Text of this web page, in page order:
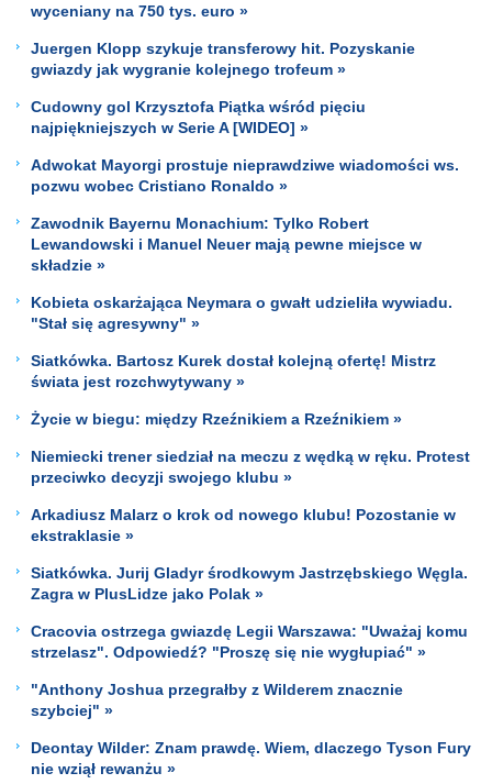
wyceniany na 750 tys. euro »
Juergen Klopp szykuje transferowy hit. Pozyskanie
gwiazdy jak wygranie kolejnego trofeum »
Cudowny gol Krzysztofa Piątka wśród pięciu
najpiękniejszych w Serie A [WIDEO] »
Adwokat Mayorgi prostuje nieprawdziwe wiadomości ws.
pozwu wobec Cristiano Ronaldo »
Zawodnik Bayernu Monachium: Tylko Robert
Lewandowski i Manuel Neuer mają pewne miejsce w
składzie »
Kobieta oskarżająca Neymara o gwałt udzieliła wywiadu.
"Stał się agresywny" »
Siatkówka. Bartosz Kurek dostał kolejną ofertę! Mistrz
świata jest rozchwytywany »
Życie w biegu: między Rzeźnikiem a Rzeźnikiem »
Niemiecki trener siedział na meczu z wędką w ręku. Protest
przeciwko decyzji swojego klubu »
Arkadiusz Malarz o krok od nowego klubu! Pozostanie w
ekstraklasie »
Siatkówka. Jurij Gladyr środkowym Jastrzębskiego Węgla.
Zagra w PlusLidze jako Polak »
Cracovia ostrzega gwiazdę Legii Warszawa: "Uważaj komu
strzelasz". Odpowiedź? "Proszę się nie wygłupiać" »
"Anthony Joshua przegrałby z Wilderem znacznie
szybciej" »
Deontay Wilder: Znam prawdę. Wiem, dlaczego Tyson Fury
nie wziął rewanżu »